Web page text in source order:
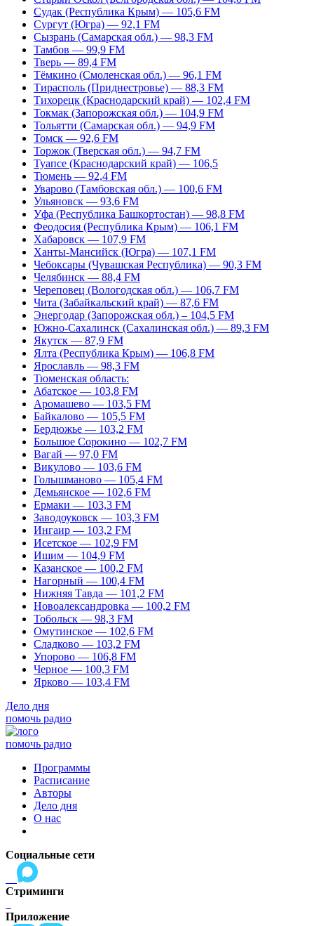
Судак (Республика Крым) — 105,6 FM
Сургут (Югра) — 92,1 FM
Сызрань (Самарская обл.) — 98,3 FM
Тамбов — 99,9 FM
Тверь — 89,4 FM
Тёмкино (Смоленская обл.) — 96,1 FM
Тирасполь (Приднестровье) — 88,3 FM
Тихорецк (Краснодарский край) — 102,4 FM
Токмак (Запорожская обл.) — 104,9 FM
Тольятти (Самарская обл.) — 94,9 FM
Томск — 92,6 FM
Торжок (Тверская обл.) — 94,7 FM
Туапсе (Краснодарский край) — 106,5
Тюмень — 92,4 FM
Уварово (Тамбовская обл.) — 100,6 FM
Ульяновск — 93,6 FM
Уфа (Республика Башкортостан) — 98,8 FM
Феодосия (Республика Крым) — 106,1 FM
Хабаровск — 107,9 FM
Ханты-Мансийск (Югра) — 107,1 FM
Чебоксары (Чувашская Республика) — 90,3 FM
Челябинск — 88,4 FM
Череповец (Вологодская обл.) — 106,7 FM
Чита (Забайкальский край) — 87,6 FM
Энергодар (Запорожская обл.) – 104,5 FM
Южно-Сахалинск (Сахалинская обл.) — 89,3 FM
Якутск — 87,9 FM
Ялта (Республика Крым) — 106,8 FM
Ярославль — 98,3 FM
Тюменская область:
Абатское — 103,8 FM
Аромашево — 103,5 FM
Байкалово — 105,5 FM
Бердюжье — 103,2 FM
Большое Сорокино — 102,7 FM
Вагай — 97,0 FM
Викулово — 103,6 FM
Голышманово — 105,4 FM
Демьянское — 102,6 FM
Ермаки — 103,3 FM
Заводоуковск — 103,3 FM
Ингаир — 103,2 FM
Исетское — 102,9 FM
Ишим — 104,9 FM
Казанское — 100,2 FM
Нагорный — 100,4 FM
Нижняя Тавда — 101,2 FM
Новоалександровка — 100,2 FM
Тобольск — 98,3 FM
Омутинское — 102,6 FM
Сладково — 103,2 FM
Упорово — 106,8 FM
Черное — 100,3 FM
Ярково — 103,4 FM
Дело дня
помочь радио
помочь радио
Программы
Расписание
Авторы
Дело дня
О нас
Социальные сети
Стриминги
Приложение